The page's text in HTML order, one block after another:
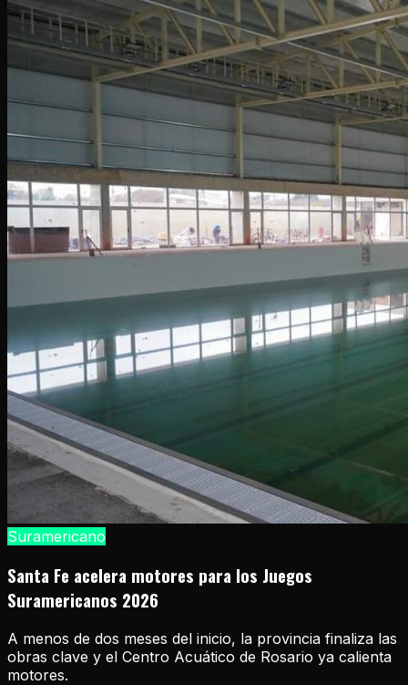
Suramericano
Santa Fe acelera motores para los Juegos
Suramericanos 2026
A menos de dos meses del inicio, la provincia finaliza las
obras clave y el Centro Acuático de Rosario ya calienta
motores.